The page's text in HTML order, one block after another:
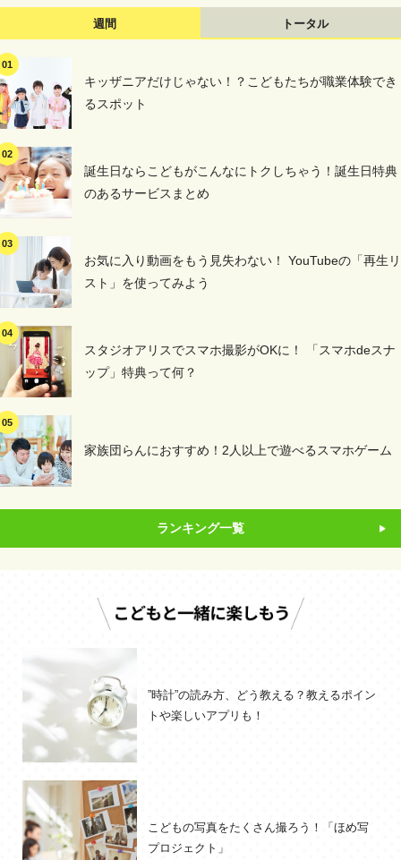
週間 トータル
キッザニアだけじゃない！？こどもたちが職業体験でき
るスポット
誕生日ならこどもがこんなにトクしちゃう！誕生日特典
のあるサービスまとめ
お気に入り動画をもう見失わない！ YouTubeの「再生リ
スト」を使ってみよう
スタジオアリスでスマホ撮影がOKに！ 「スマホdeスナ
ップ」特典って何？
家族団らんにおすすめ！2人以上で遊べるスマホゲーム
ランキング一覧
”時計”の読み方、どう教える？教えるポイン
トや楽しいアプリも！
こどもの写真をたくさん撮ろう！「ほめ写
プロジェクト」